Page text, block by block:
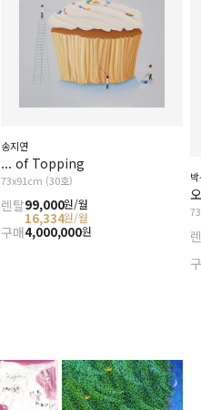
송지연
... of Topping
73x91cm (30호)
렌탈99,000원/월
16,334원/월
구매4,000,000원